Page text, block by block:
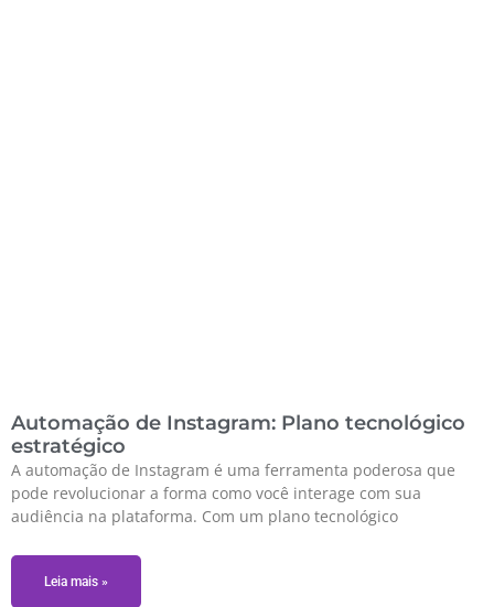
Automação de Instagram: Plano tecnológico
estratégico
A automação de Instagram é uma ferramenta poderosa que
pode revolucionar a forma como você interage com sua
audiência na plataforma. Com um plano tecnológico
Leia mais »